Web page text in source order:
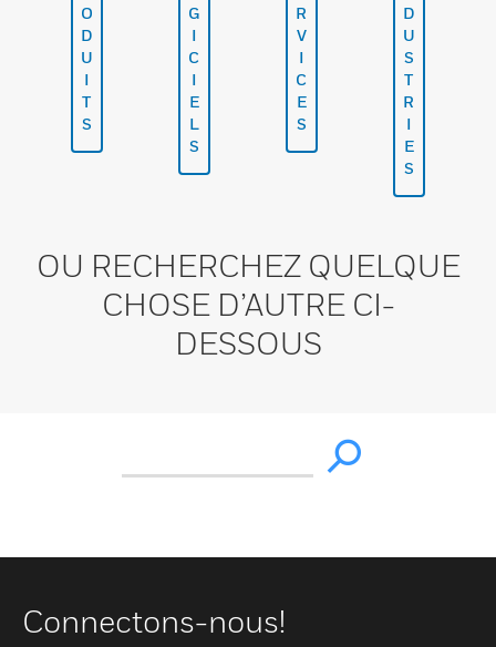
O
D
U
I
T
S
G
I
C
I
E
L
S
R
V
I
C
E
S
D
U
S
T
R
I
E
S
OU RECHERCHEZ QUELQUE
CHOSE D’AUTRE CI-
DESSOUS
Connectons-nous!